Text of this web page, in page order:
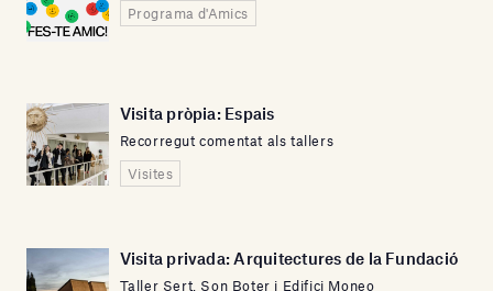
Programa d'Amics
Visita pròpia: Espais
Recorregut comentat als tallers
Visites
Visita privada: Arquitectures de la Fundació
Taller Sert, Son Boter i Edifici Moneo